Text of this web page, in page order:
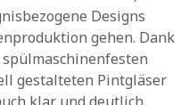
Designs
gehen. Dank
gestalteten Pintgläser